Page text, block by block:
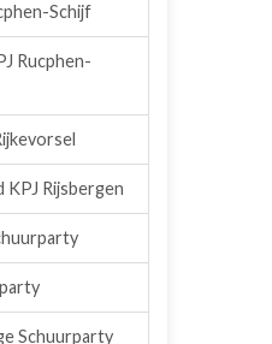
Schijf
Rucphen-
KPJ Rijsbergen
Schuurparty